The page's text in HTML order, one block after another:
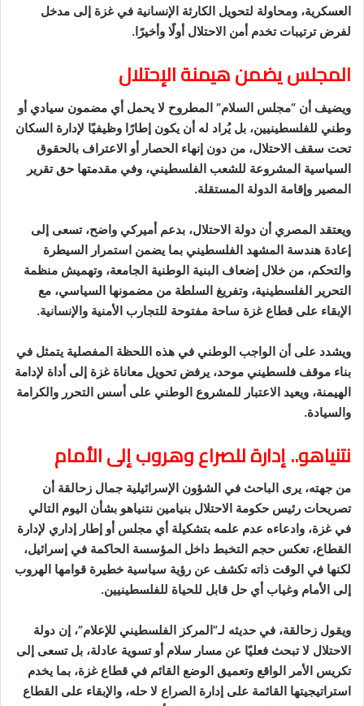
العسكرية، ومحاولة لتحويل الكارثة الإنسانية في غزة إلى مدخل
لفرض ترتيبات تخدم أمن الاحتلال أولًا وأخيرًا.
المجلس يضمن هيمنة الإحتلال
ويضيف أن “مجلس السلام” المطروح لا يحمل أي مضمون سيادي أو
وطني للفلسطينيين، بل يُراد له أن يكون إطارًا وظيفيًا لإدارة السكان
تحت سقف الاحتلال، من دون إنهاء الحصار أو الاعتراف بالحقوق
السياسية المشروعة للشعب الفلسطيني، وفي مقدمتها حق تقرير
المصير وإقامة الدولة المستقلة.
ويعتقد المصري أن دولة الاحتلال، بدعم أميركي واضح، تسعى إلى
إعادة هندسة المشهد الفلسطيني بما يضمن استمرار السيطرة
والتحكم، من خلال إضعاف البنية الوطنية الجامعة، وتهميش منظمة
التحرير الفلسطينية، وتفريغ السلطة من مضمونها السياسي، مع
الإبقاء على قطاع غزة ساحة مفتوحة للتجارب الأمنية والإنسانية.
ويشدد على أن الواجب الوطني في هذه اللحظة المفصلية يتمثل في
بناء موقف فلسطيني موحد، يرفض تحويل معاناة غزة إلى أداة لإدامة
الهيمنة، ويعيد الاعتبار للمشروع الوطني على أسس التحرر والكرامة
والسيادة.
نتنياهو.. إدارة للصراع وهروب إلى الأمام
من جهته، يرى الباحث في الشؤون الإسرائيلية جمال زحالقة أن
تصريحات رئيس حكومة الاحتلال بنيامين نتنياهو بشأن اليوم التالي
في غزة، وادعاءه عدم علمه بتشكيلة أي مجلس أو إطار إداري لإدارة
القطاع، تعكس حجم التخبط داخل المؤسسة الحاكمة في إسرائيل،
لكنها في الوقت ذاته تكشف عن رؤية سياسية خطيرة قوامها الهروب
إلى الأمام وغياب أي حل قابل للحياة للفلسطينيين.
ويقول زحالقة، في حديثه لـ”المركز الفلسطيني للإعلام”، إن دولة
الاحتلال لا تبحث فعليًا عن مسار سلام أو تسوية عادلة، بل تسعى إلى
تكريس الأمر الواقع وتعميق الوضع القائم في قطاع غزة، بما يخدم
استراتيجيتها القائمة على إدارة الصراع لا حله، والإبقاء على القطاع